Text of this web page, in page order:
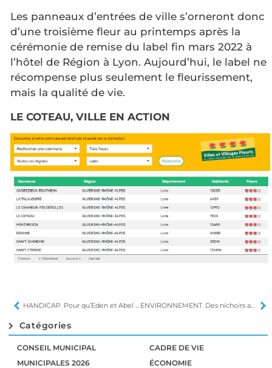
Les panneaux d’entrées de ville s’orneront donc
d’une troisième fleur au printemps après la
cérémonie de remise du label fin mars 2022 à
l’hôtel de Région à Lyon. Aujourd’hui, le label ne
récompense plus seulement le fleurissement,
mais la qualité de vie.
LE COTEAU, VILLE EN ACTION
HANDICAP. Pour qu’Eden et Abel vivent ENVIRONNEMENT. Des nichoirs au collège Les Étines
Catégories
CONSEIL MUNICIPAL
MUNICIPALES 2026
CADRE DE VIE
ÉCONOMIE